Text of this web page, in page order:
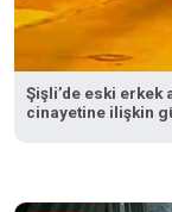
Şişli’de eski erkek
cinayetine ilişkin